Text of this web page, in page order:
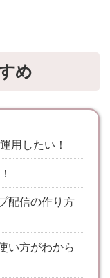
め
用したい！
配信の作り方
い方がわから